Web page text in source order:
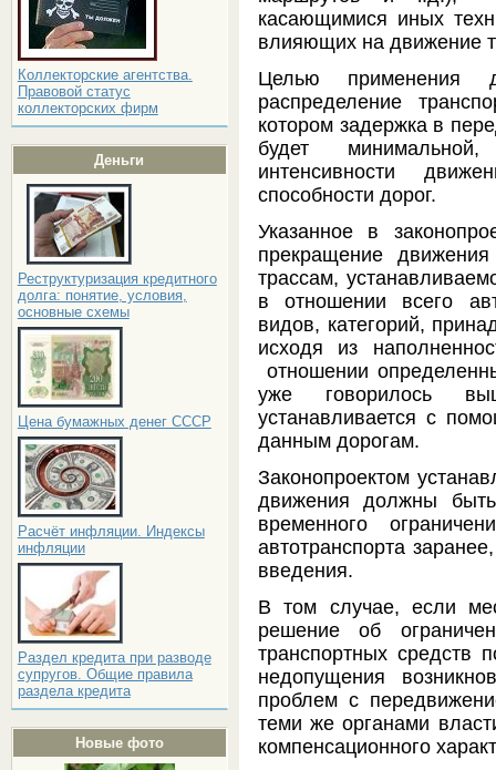
Коллекторские агентства.
Правовой статус
коллекторских фирм
Деньги
Реструктуризация кредитного
долга: понятие, условия,
основные схемы
Цена бумажных денег СССР
Расчёт инфляции. Индексы
инфляции
Раздел кредита при разводе
супругов. Общие правила
раздела кредита
Новые фото
касающимися иных
влияющих на движение
Целью применения
распределение
котором задержка в
будет минимальной,
интенсивности
способности дорог.
Указанное в
прекращение
трассам,
в отношении всего
видов, категорий,
исходя из
отношении
уже говорилось
устанавливается с
данным дорогам.
Законопроектом
движения должны
временного
автотранспорта
введения.
В том случае, если
решение об
транспортных средств
недопущения
проблем с
теми же органами
компенсационного